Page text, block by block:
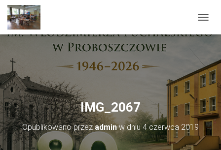
IMG_2067
Opublikowano przezadminw dniu4 czerwca 2019